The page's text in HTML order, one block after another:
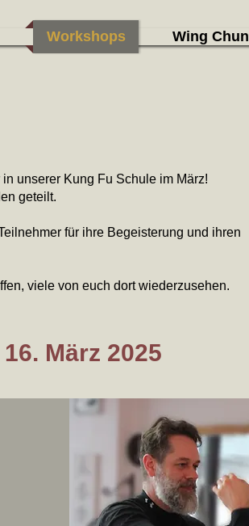
Workshops Wing Chun
unserer Kung Fu Schule im März!
geteilt.
für ihre Begeisterung und ihren
viele von euch dort wiederzusehen.
16. März 2025